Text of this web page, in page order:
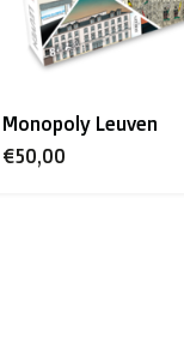
Monopoly Leuven
€50,00